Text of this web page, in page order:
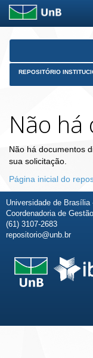
Skip
REPOSITÓRIO
Não há
Não há documentos
sua solicitação.
Página inicial do
Universidade de Brasília
Coordenadoria de
(61) 3107-2683
repositorio@unb.br